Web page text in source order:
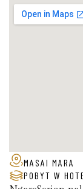
MASAI MARA
POBYT W